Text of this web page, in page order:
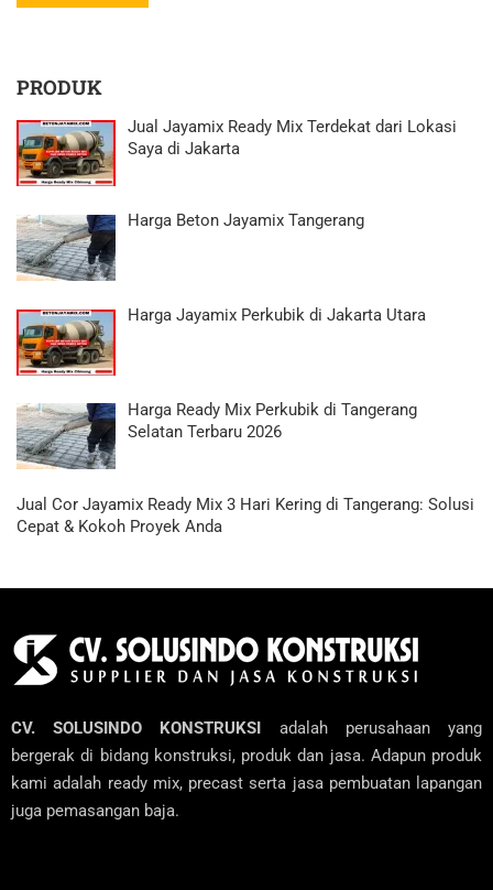
PRODUK
Jual Jayamix Ready Mix Terdekat dari Lokasi
Saya di Jakarta
Harga Beton Jayamix Tangerang
Harga Jayamix Perkubik di Jakarta Utara
Harga Ready Mix Perkubik di Tangerang
Selatan Terbaru 2026
Jual Cor Jayamix Ready Mix 3 Hari Kering di Tangerang: Solusi
Cepat & Kokoh Proyek Anda
CV. SOLUSINDO KONSTRUKSI adalah perusahaan yang
bergerak di bidang konstruksi, produk dan jasa. Adapun produk
kami adalah ready mix, precast serta jasa pembuatan lapangan
juga pemasangan baja.